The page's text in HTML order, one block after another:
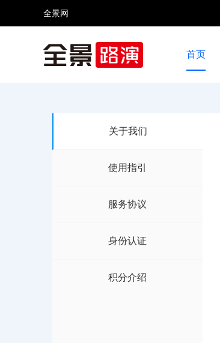
全景网
首页
关于我们
使用指引
服务协议
身份认证
积分介绍